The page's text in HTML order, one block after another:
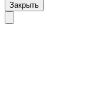
Закрыть